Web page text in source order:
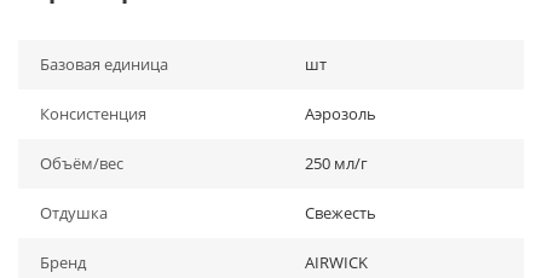
Базовая единица шт
Консистенция Аэрозоль
Объём/вес 250 мл/г
Отдушка Свежесть
Бренд AIRWICK